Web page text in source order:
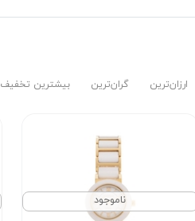
ارزان‌ترین گران‌ترین بیشترین تخفیف
ناموجود